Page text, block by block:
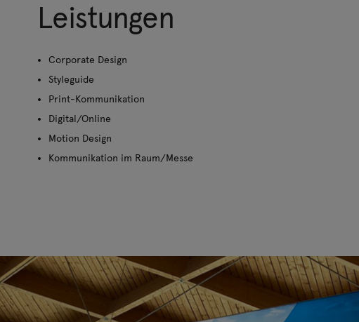
Leistungen
Corporate Design
Styleguide
Print-Kommunikation
Digital/Online
Motion Design
Kommunikation im Raum/Messe